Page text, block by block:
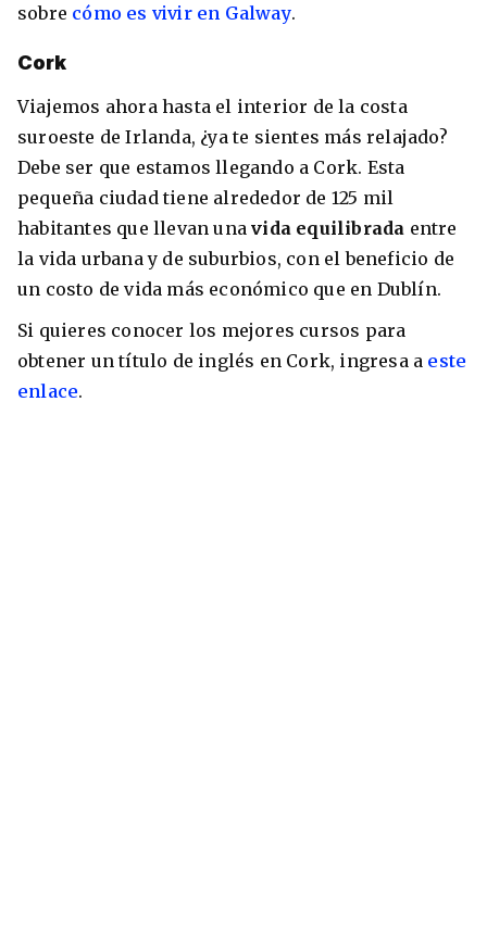
sobre cómo es vivir en Galway.
Cork
Viajemos ahora hasta el interior de la costa
suroeste de Irlanda, ¿ya te sientes más relajado?
Debe ser que estamos llegando a Cork. Esta
pequeña ciudad tiene alrededor de 125 mil
habitantes que llevan unavida equilibrada entre
la vida urbana y de suburbios, con el beneficio de
un costo de vida más económico que en Dublín.
Si quieres conocer los mejores cursos para
obtener un título de inglés en Cork, ingresa a este
enlace.